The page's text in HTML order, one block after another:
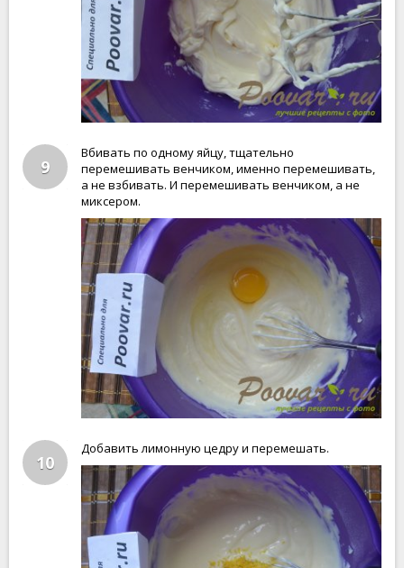
9
Вбивать по одному яйцу, тщательно
перемешивать венчиком, именно перемешивать,
а не взбивать. И перемешивать венчиком, а не
миксером.
10
Добавить лимонную цедру и перемешать.